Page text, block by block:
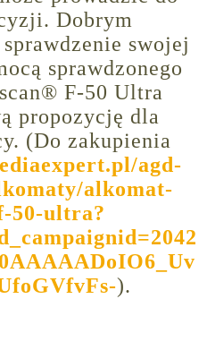
Dobrym
swojej
sprawdzonego
F-50 Ultra
propozycję dla
(Do zakupienia
agd-
alkomat-
50-ultra?
).